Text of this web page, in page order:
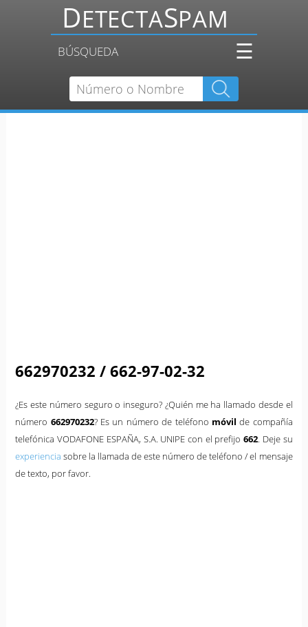
BÚSQUEDA ☰
662970232 / 662-97-02-32
¿Es este número seguro o inseguro? ¿Quién me ha llamado desde el
número 662970232? Es un número de teléfono móvil de compañía
telefónica VODAFONE ESPAÑA, S.A. UNIPE con el prefijo662. Deje su
experiencia sobre la llamada de este número de teléfono / el mensaje
de texto, por favor.